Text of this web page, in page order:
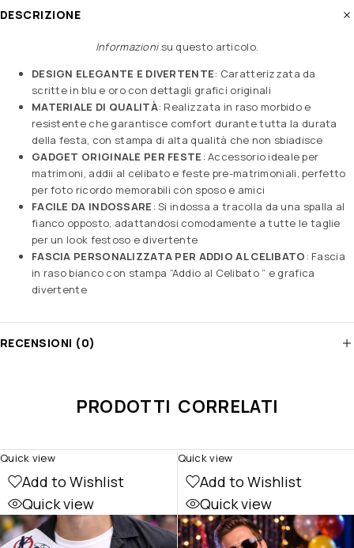
DESCRIZIONE
Informazionisu questo articolo.
DESIGN ELEGANTE E DIVERTENTE: Caratterizzata da
scritte in blu e oro con dettagli grafici originali
MATERIALE DI QUALITÀ: Realizzata in raso morbido e
resistente che garantisce comfort durante tutta la durata
della festa, con stampa di alta qualità che non sbiadisce
GADGET ORIGINALE PER FESTE: Accessorio ideale per
matrimoni, addii al celibato e feste pre-matrimoniali, perfetto
per foto ricordo memorabili con sposo e amici
FACILE DA INDOSSARE: Si indossa a tracolla da una spalla al
fianco opposto, adattandosi comodamente a tutte le taglie
per un look festoso e divertente
FASCIA PERSONALIZZATA PER ADDIO AL CELIBATO : Fascia
in raso bianco con stampa “Addio al Celibato ” e grafica
divertente
RECENSIONI (0)
PRODOTTI CORRELATI
Add to Wishlist
Quick view
Quick view
Add to Wishlist
Quick view
Quick view